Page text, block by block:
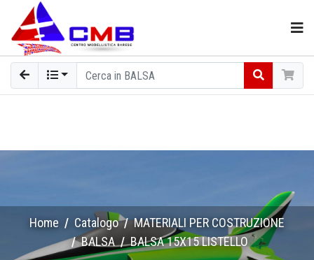
Home Catalogo
MATERIALI PER COSTRUZIONE
BALSA
BALSA 15X15 LISTELLO